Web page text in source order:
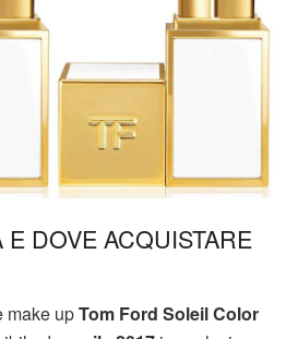
E DOVE ACQUISTARE
make upTom Ford Soleil Color